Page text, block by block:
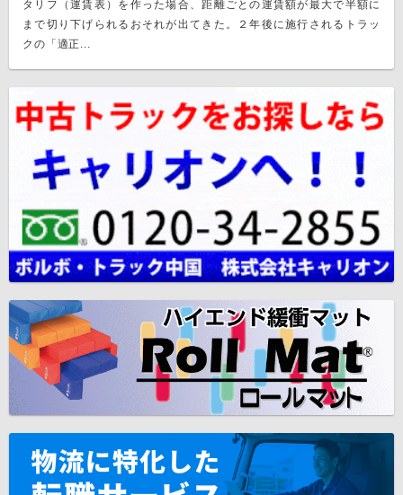
タリフ（運賃表）を作った場合、距離ごとの運賃額が最大で半額に
まで切り下げられるおそれが出てきた。２年後に施行されるトラッ
クの「適正...